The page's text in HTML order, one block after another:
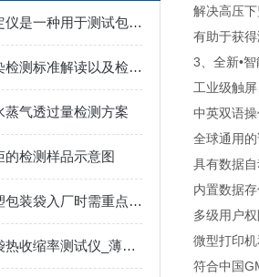
‌包装密封测定仪‌是一种用于测试包装密封性的仪器
车内空气污染检测标准解读以及检控解决方案
蒸气透过量检测方案
的检测样品示意图
调味料用软塑包装袋入厂时需重点关注的指标性能
耐蒸煮包装袋热收缩率测试仪_薄膜热缩仪介绍
解决高压
有助于获
3、全新•
工业级触
中英双语
全球通用
具有数据
内置数据
多级用户
微型打印
符合中国